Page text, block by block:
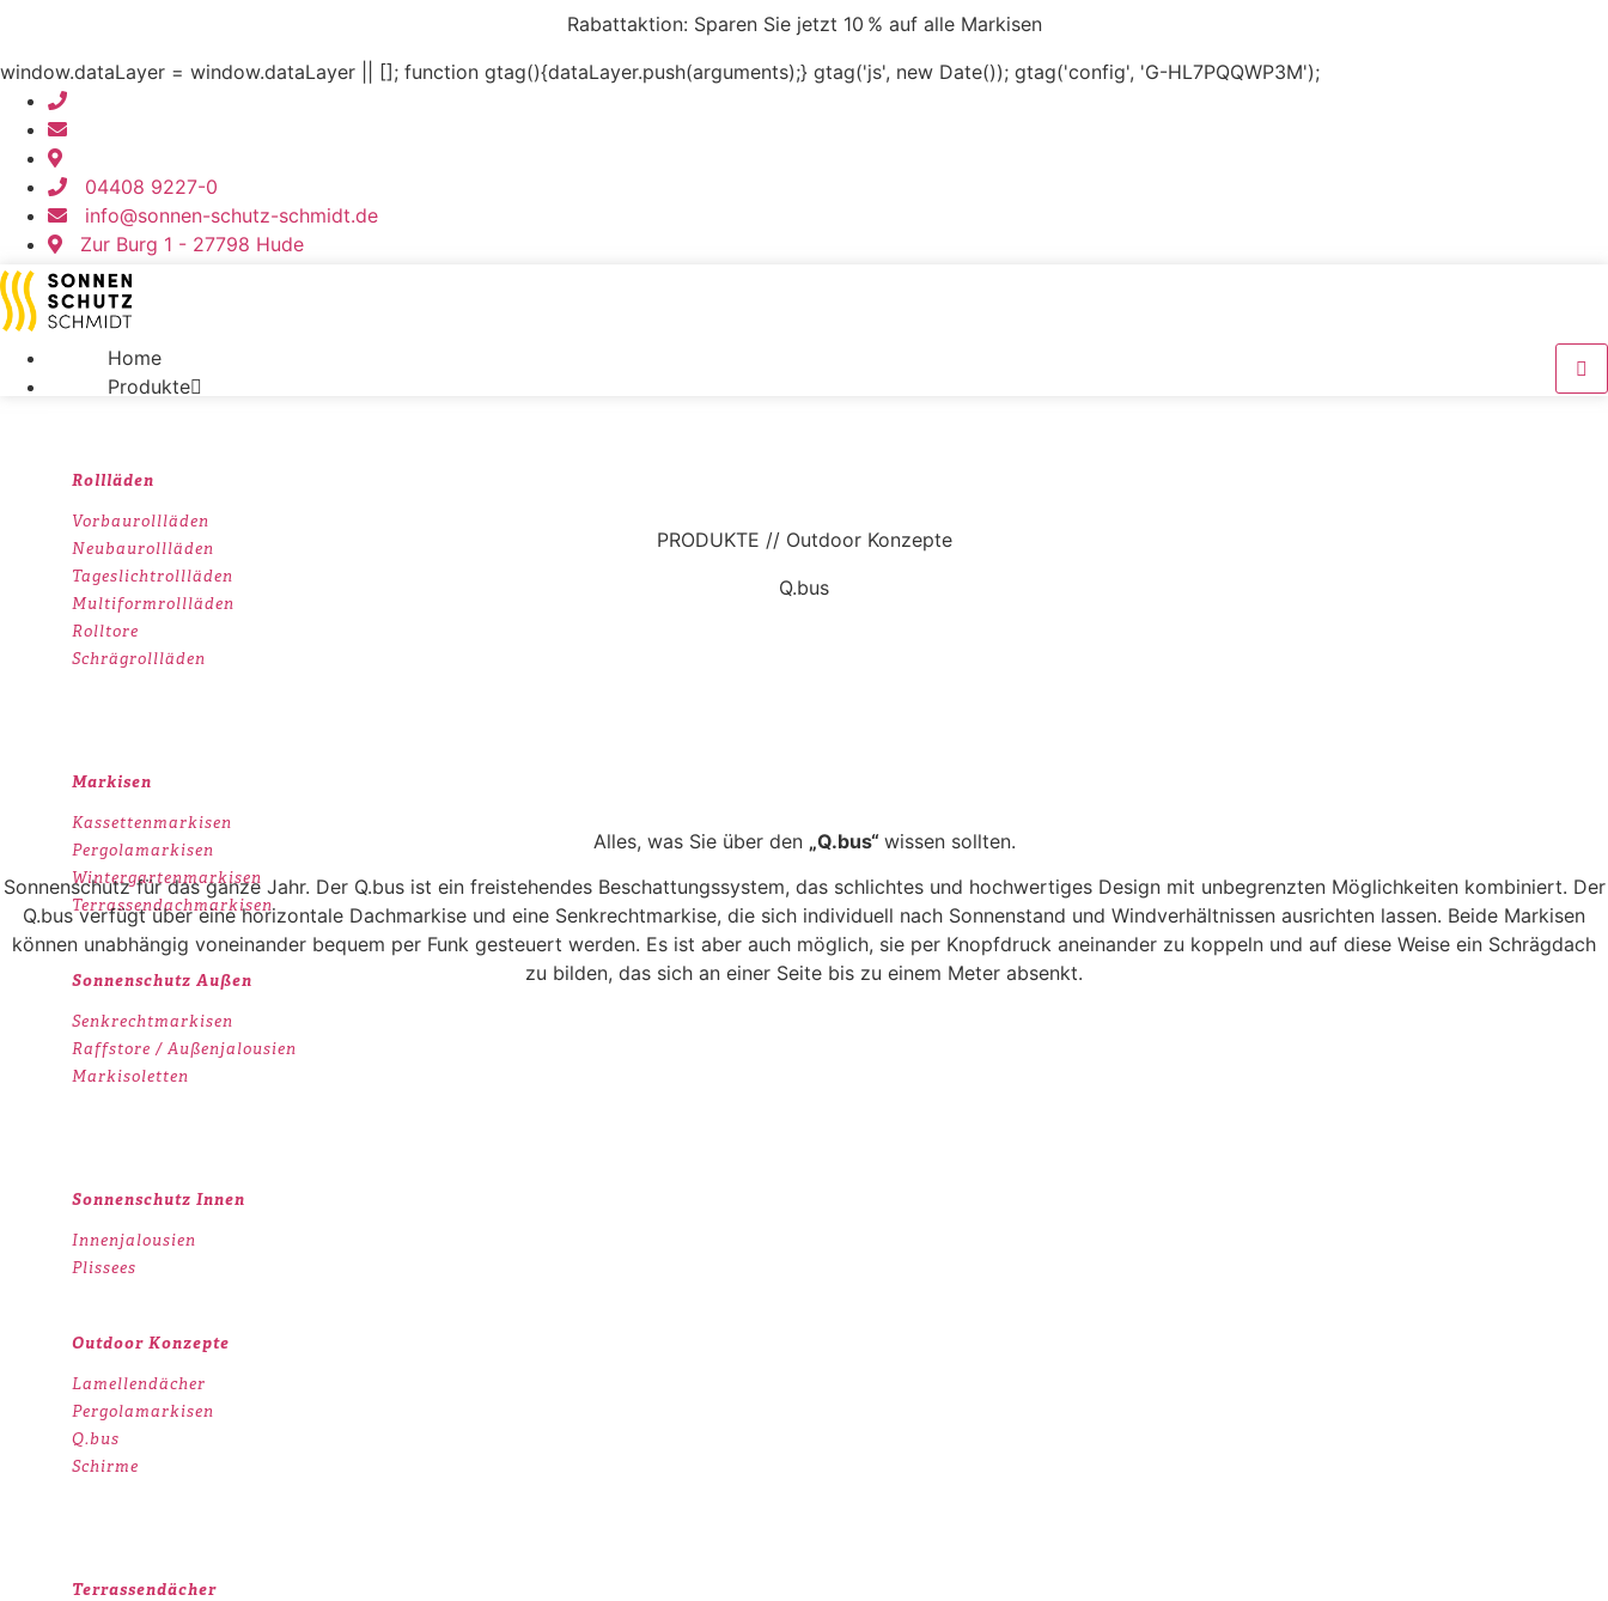
springen
Rabattaktion: Sparen Sie jetzt 10 % auf alle Markisen
window.dataLayer = window.dataLayer || []; function gtag(){dataLayer.push(arguments);} gtag('js', new Date()); gtag('config', 'G-HL7PQQWP3M');
04408 9227-0
info@sonnen-schutz-schmidt.de
Zur Burg 1 - 27798 Hude
Home
Produkte
Rollläden
Vorbaurollläden
Neubaurollläden
Tageslichtrollläden
Multiformrollläden
Rolltore
Schrägrollläden
Markisen
Kassettenmarkisen
Pergolamarkisen
Wintergartenmarkisen
Terrassendachmarkisen
Sonnenschutz Außen
Senkrechtmarkisen
Raffstore / Außenjalousien
Markisoletten
Sonnenschutz Innen
Innenjalousien
Plissees
Outdoor Konzepte
Lamellendächer
Pergolamarkisen
Q.bus
Schirme
Terrassendächer
PRODUKTE // Outdoor Konzepte
Q.bus­
Q.bus
Alles, was Sie über den „Q.bus“ wissen sollten.
Sonnenschutz für das ganze Jahr. Der Q.bus ist ein freistehendes Beschattungssystem, das schlichtes und hochwertiges Design mit unbegrenzten Möglichkeiten kombiniert. Der
Q.bus verfügt über eine horizontale Dachmarkise und eine Senkrechtmarkise, die sich individuell nach Sonnenstand und Windverhältnissen ausrichten lassen. Beide Markisen
können unabhängig voneinander bequem per Funk gesteuert werden. Es ist aber auch möglich, sie per Knopfdruck aneinander zu koppeln und auf diese Weise ein Schrägdach
zu bilden, das sich an einer Seite bis zu einem Meter absenkt.